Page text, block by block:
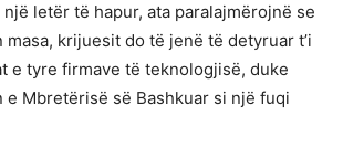
letër të hapur, ata paralajmërojnë se
krijuesit do të jenë të detyruar t’i
e tyre firmave të teknologjisë, duke
e Mbretërisë së Bashkuar si një fuqi